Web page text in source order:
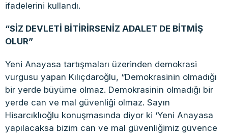
ifadelerini kullandı.
“SİZ DEVLETİ BİTİRİRSENİZ ADALET DE BİTMİŞ
OLUR”
Yeni Anayasa tartışmaları üzerinden demokrasi
vurgusu yapan Kılıçdaroğlu, “Demokrasinin olmadığı
bir yerde büyüme olmaz. Demokrasinin olmadığı bir
yerde can ve mal güvenliği olmaz. Sayın
Hisarcıklıoğlu konuşmasında diyor ki ‘Yeni Anayasa
yapılacaksa bizim can ve mal güvenliğimiz güvence